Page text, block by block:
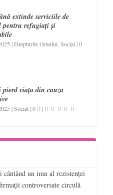
extinde serviciile de
pentru refugiați și
|Drepturile Omului ,Social |0
pierd viața din cauza
|Social |0 |